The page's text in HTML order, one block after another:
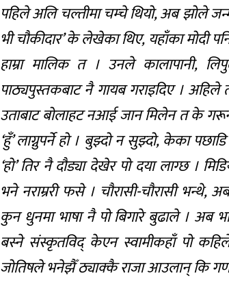
पहिले अलि चल्तीमा चम्चे थियो, अब झोले
भी चौकीदार’ के लेखेका थिए, यहाँका मोदी
हाम्रा मालिक त । उनले कालापानी,
पाठ्यपुस्तकबाट नै गायब गराइदिए । अहिले
उताबाट बोलाहट नआई जान मिलेन त के
‘हुँ’ लाग्नुपर्ने हो । बुझ्दो न सुझ्दो, केका
‘हो’ तिर नै दौड्या देखेर पो दया लाग्छ ।
भने नराम्ररी फसे । चौरासी-चौरासी
कुन धुनमा भाषा नै पो बिगारे बुढाले । अब
बस्ने संस्कृतविद् केएन स्वामीकहाँ पो कहिले
जोतिषले भनेझैँ ठ्याक्कै राजा आउलान् कि